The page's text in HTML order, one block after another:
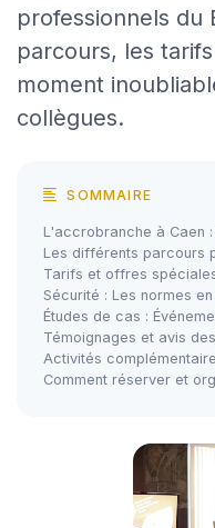
professionnels du
parcours, les
moment
collègues.
SOMMAIRE
L'accrobranche à Caen
Les différents parcours
Tarifs et offres
Sécurité : Les normes
Études de cas :
Témoignages et avis
Activités
Comment réserver et